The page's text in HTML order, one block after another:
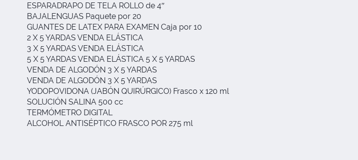
ESPARADRAPO DE TELA ROLLO de 4″
BAJALENGUAS Paquete por 20
GUANTES DE LATEX PARA EXAMEN Caja por 10
2 X 5 YARDAS VENDA ELÁSTICA
3 X 5 YARDAS VENDA ELÁSTICA
5 X 5 YARDAS VENDA ELÁSTICA 5 X 5 YARDAS
VENDA DE ALGODÓN 3 X 5 YARDAS
VENDA DE ALGODÓN 3 X 5 YARDAS
YODOPOVIDONA (JABÓN QUIRÚRGICO) Frasco x 120 ml
SOLUCIÓN SALINA 500 cc
TERMÓMETRO DIGITAL
ALCOHOL ANTISÉPTICO FRASCO POR 275 ml